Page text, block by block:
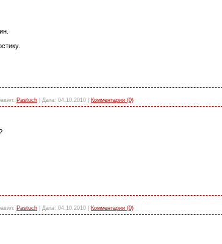
Pastuch Дата: 04.10.2010 Комментарии (0)
Pastuch Дата: 04.10.2010 Комментарии (0)